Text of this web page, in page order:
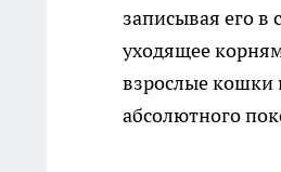
записывая его
уходящее
взрослые кошки
абсолютного